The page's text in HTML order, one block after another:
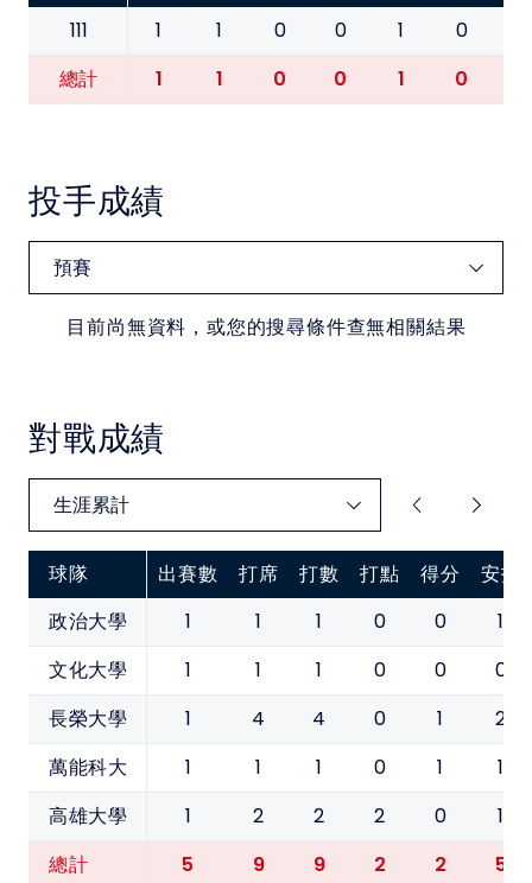
111 1 1 0 0 1 0
總計 1 1 0 0 1 0
投手成績
目前尚無資料，或您的搜尋條件查無相關結果
對戰成績
球隊 出賽數 打席 打數 打點 得分
安打
政治大學
1 1 1 0 0 1
文化大學 1 1 1 0 0 0
長榮大學 1 4 4 0 1 2
萬能科大 1 1 1 0 1 1
高雄大學 1 2 2 2 0 1
總計 5 9 9 2 2 5